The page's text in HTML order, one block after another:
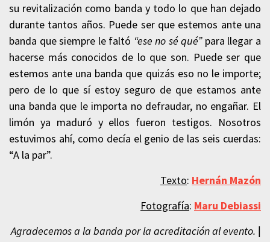
su revitalización como banda y todo lo que han dejado
durante tantos años. Puede ser que estemos ante una
banda que siempre le faltó “ese no sé qué”para llegar a
hacerse más conocidos de lo que son. Puede ser que
estemos ante una banda que quizás eso no le importe;
pero de lo que sí estoy seguro de que estamos ante
una banda que le importa no defraudar, no engañar. El
limón ya maduró y ellos fueron testigos. Nosotros
estuvimos ahí, como decía el genio de las seis cuerdas:
“A la par”.
Texto: Hernán Mazón
Fotografía: Maru Debiassi
Agradecemos a la banda por la acreditación al evento. |